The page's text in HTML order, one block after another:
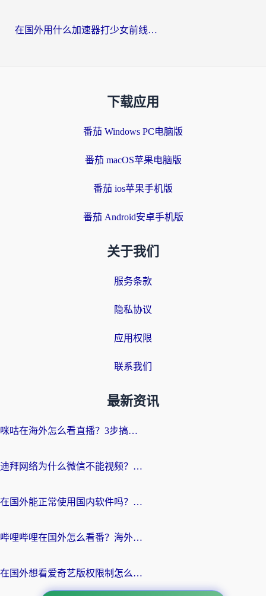
在国外用什么加速器打少女前线：云图计划不卡？一个老玩家的掏心分享
下载应用
番茄 Windows PC电脑版
番茄 macOS苹果电脑版
番茄 ios苹果手机版
番茄 Android安卓手机版
关于我们
服务条款
隐私协议
应用权限
联系我们
最新资讯
咪咕在海外怎么看直播？3步搞定地域限制，还能畅看腾讯视频与国内热剧
迪拜网络为什么微信不能视频？海外党必看的回国加速全攻略
在国外能正常使用国内软件吗？海外党亲测有效的无缝访问指南
哔哩哔哩在国外怎么看番？海外党追剧看片的终极解决方案
在国外想看爱奇艺版权限制怎么办？海外华人必看的追剧自由指南